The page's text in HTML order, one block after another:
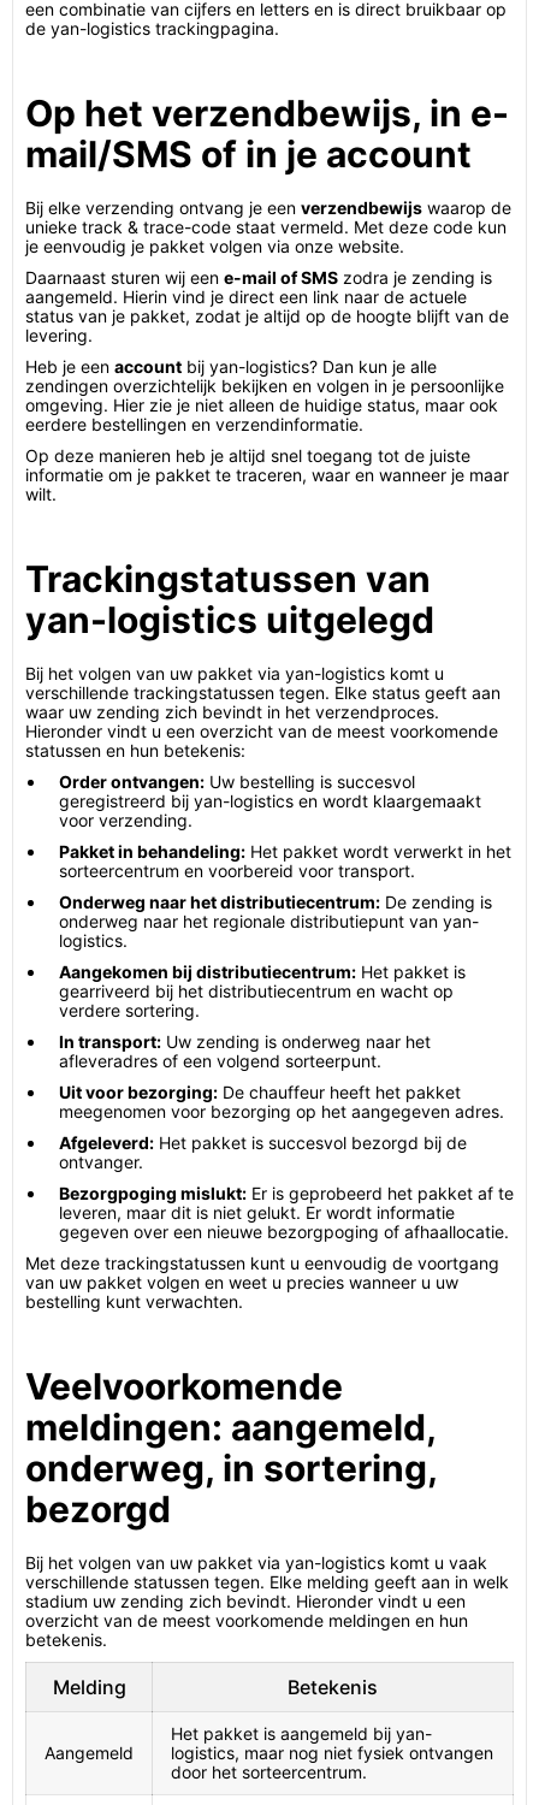
een combinatie van cijfers en letters en is direct bruikbaar op
de yan-logistics trackingpagina.
Op het verzendbewijs, in e-
mail/SMS of in je account
Bij elke verzending ontvang je een verzendbewijs waarop de
unieke track & trace-code staat vermeld. Met deze code kun
je eenvoudig je pakket volgen via onze website.
Daarnaast sturen wij een e-mail of SMS zodra je zending is
aangemeld. Hierin vind je direct een link naar de actuele
status van je pakket, zodat je altijd op de hoogte blijft van de
levering.
Heb je een account bij yan-logistics? Dan kun je alle
zendingen overzichtelijk bekijken en volgen in je persoonlijke
omgeving. Hier zie je niet alleen de huidige status, maar ook
eerdere bestellingen en verzendinformatie.
Op deze manieren heb je altijd snel toegang tot de juiste
informatie om je pakket te traceren, waar en wanneer je maar
wilt.
Trackingstatussen van
yan-logistics uitgelegd
Bij het volgen van uw pakket via yan-logistics komt u
verschillende trackingstatussen tegen. Elke status geeft aan
waar uw zending zich bevindt in het verzendproces.
Hieronder vindt u een overzicht van de meest voorkomende
statussen en hun betekenis:
Order ontvangen: Uw bestelling is succesvol
geregistreerd bij yan-logistics en wordt klaargemaakt
voor verzending.
Pakket in behandeling: Het pakket wordt verwerkt in het
sorteercentrum en voorbereid voor transport.
Onderweg naar het distributiecentrum: De zending is
onderweg naar het regionale distributiepunt van yan-
logistics.
Aangekomen bij distributiecentrum: Het pakket is
gearriveerd bij het distributiecentrum en wacht op
verdere sortering.
In transport: Uw zending is onderweg naar het
afleveradres of een volgend sorteerpunt.
Uit voor bezorging: De chauffeur heeft het pakket
meegenomen voor bezorging op het aangegeven adres.
Afgeleverd: Het pakket is succesvol bezorgd bij de
ontvanger.
Bezorgpoging mislukt: Er is geprobeerd het pakket af te
leveren, maar dit is niet gelukt. Er wordt informatie
gegeven over een nieuwe bezorgpoging of afhaallocatie.
Met deze trackingstatussen kunt u eenvoudig de voortgang
van uw pakket volgen en weet u precies wanneer u uw
bestelling kunt verwachten.
Veelvoorkomende
meldingen: aangemeld,
onderweg, in sortering,
bezorgd
Bij het volgen van uw pakket via yan-logistics komt u vaak
verschillende statussen tegen. Elke melding geeft aan in welk
stadium uw zending zich bevindt. Hieronder vindt u een
overzicht van de meest voorkomende meldingen en hun
betekenis.
Melding Betekenis
Aangemeld
Het pakket is aangemeld bij yan-
logistics, maar nog niet fysiek ontvangen
door het sorteercentrum.